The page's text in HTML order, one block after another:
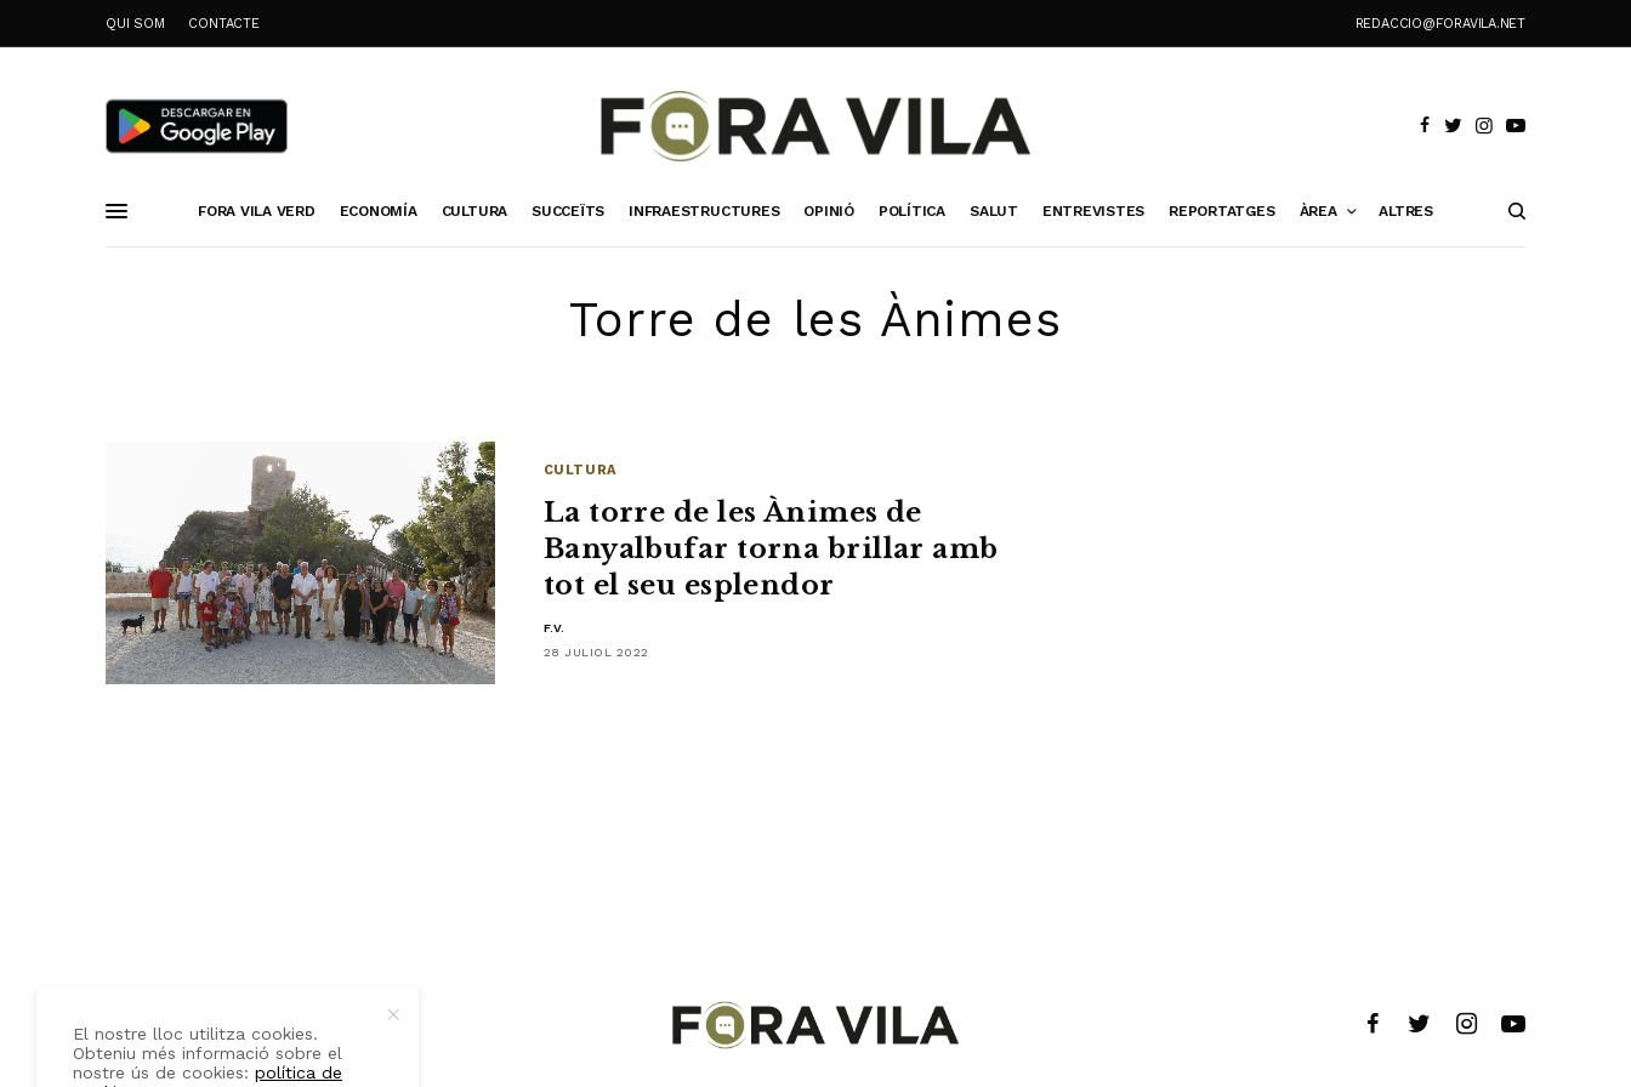
QUI SOM CONTACTE REDACCIO@FORAVILA.NET
FORA VILA VERD ECONOMÍA CULTURA SUCCEÏTS INFRAESTRUCTURES OPINIÓ POLÍTICA SALUT ENTREVISTES REPORTATGES ÀREA ALTRES
Torre de les Ànimes
CULTURA
La torre de les Ànimes de
Banyalbufar torna brillar amb
tot el seu esplendor
F.V.
28 JULIOL 2022
QUI SOM CONTACTE
El nostre lloc utilitza cookies.
Obteniu més informació sobre el
nostre ús de cookies:política de